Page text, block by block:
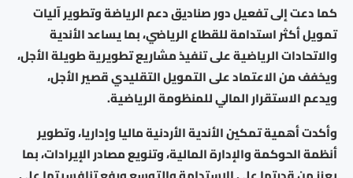
كما دعت إلى تفعيل دور صناديق دعم الرياضة وتطوير آليات
تمويل أكثر استدامة للقطاع الرياضي، بما يساعد الأندية
والاتحادات الرياضية على تنفيذ مشاريع تطويرية طويلة الأجل،
ويخفف من الاعتماد على التمويل التقليدي قصير الأجل،
ويدعم الاستقرار المالي للمنظومة الرياضية.
وأكدت أهمية تمكين الأندية الأردنية ماليا وإداريا، وتطوير
أنظمة الحوكمة والإدارة المالية، وتنويع مصادر الإيرادات، بما